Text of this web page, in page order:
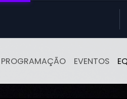
PROGRAMAÇÃO EVENTOS